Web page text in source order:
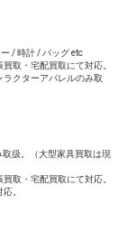
/ 時計 / バッグ etc
取・宅配買取にて対応。
クターアパレルのみ取
扱。（大型家具買取は現
取・宅配買取にて対応。
。